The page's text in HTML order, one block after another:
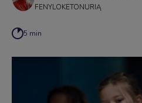
FENYLOKETONURIĄ
5 min